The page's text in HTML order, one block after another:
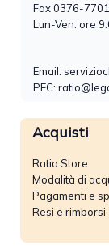
Fax 0376-
Lun-Ven: ore
Email:
PEC:
Acquisti
Ratio Store
Modalità di
Pagamenti e
Resi e rimborsi